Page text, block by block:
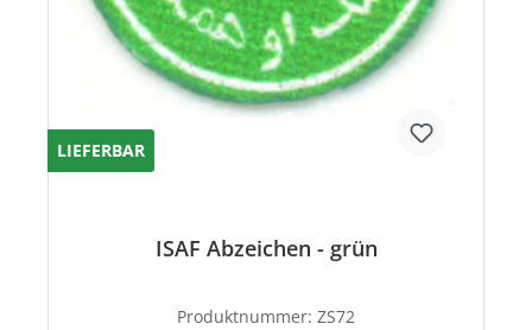
LIEFERBAR
ISAF Abzeichen - grün
Produktnummer: ZS72